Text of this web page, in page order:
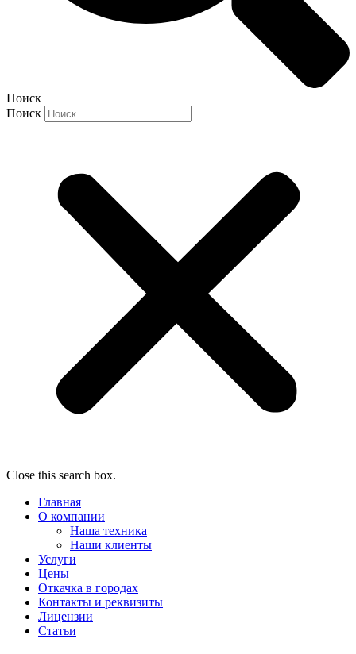
Поиск
Поиск
Close this search box.
Главная
О компании
Наша техника
Наши клиенты
Услуги
Цены
Откачка в городах
Контакты и реквизиты
Лицензии
Статьи